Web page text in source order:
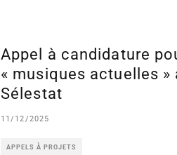
Appel à candidature
« musiques actuelles »
Sélestat
11/12/2025
APPELS À PROJETS